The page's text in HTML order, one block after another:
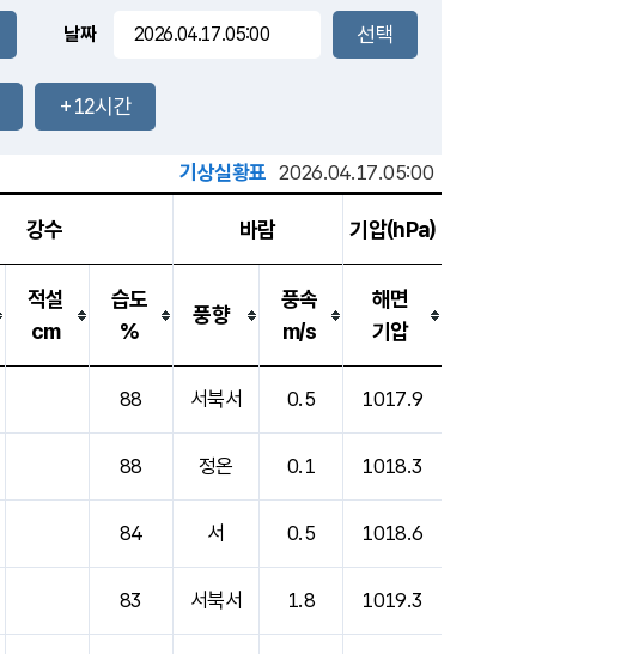
-mm
장호원
날짜
+12시간
기상실황표 2026.04.17.05:00
강수 바람 기압(hPa)
적설
cm
습도
%
풍향
풍속
m/s
해면
기압
88 서북서 0.5 1017.9
88 정온 0.1 1018.3
84 서 0.5 1018.6
83 서북서 1.8 1019.3